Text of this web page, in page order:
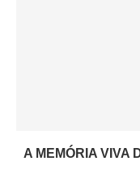
A MEMÓRIA VIVA